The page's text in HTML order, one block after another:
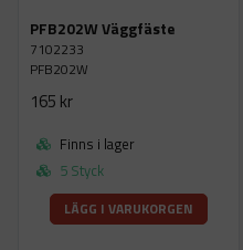
PFB202W Väggfäste
7102233
PFB202W
165 kr
Finns i lager
5 Styck
LÄGG I VARUKORGEN